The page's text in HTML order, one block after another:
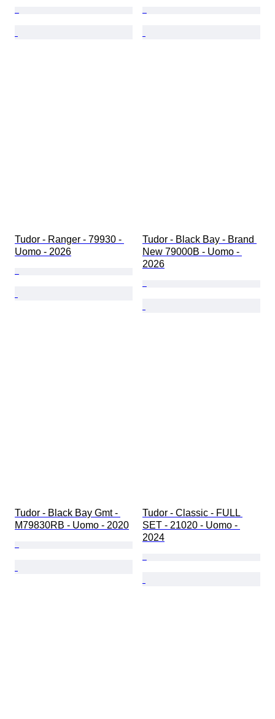
Tudor - Ranger - 79930 -
Uomo - 2026
Tudor - Black Bay - Brand
New 79000B - Uomo -
2026
Tudor - Black Bay Gmt -
M79830RB - Uomo - 2020
Tudor - Classic - FULL
SET - 21020 - Uomo -
2024